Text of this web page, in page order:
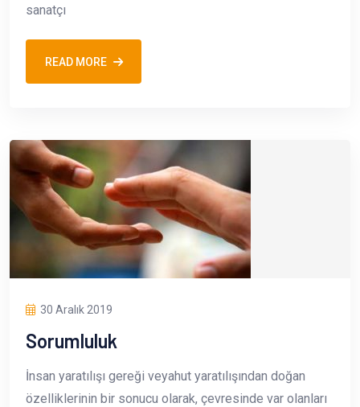
sanatçı
READ MORE
30 Aralık 2019
Sorumluluk
İnsan yaratılışı gereği veyahut yaratılışından doğan
özelliklerinin bir sonucu olarak, çevresinde var olanları